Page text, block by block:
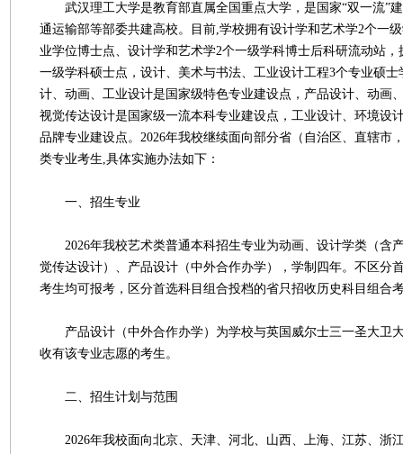
武汉理工大学是教育部直属全国重点大学，是国家“双一流”
通运输部等部委共建高校。目前,学校拥有设计学和艺术学2个一
业学位博士点、设计学和艺术学2个一级学科博士后科研流动站
一级学科硕士点，设计、美术与书法、工业设计工程3个专业硕
计、动画、工业设计是国家级特色专业建设点，产品设计、动画
视觉传达设计是国家级一流本科专业建设点，工业设计、环境设
品牌专业建设点。2026年我校继续面向部分省（自治区、直辖市
类专业考生,具体实施办法如下：
一、招生专业
2026年我校艺术类普通本科招生专业为动画、设计学类（含
觉传达设计）、产品设计（中外合作办学），学制四年。不区分
考生均可报考，区分首选科目组合投档的省只招收历史科目组合
产品设计（中外合作办学）为学校与英国威尔士三一圣大卫
收有该专业志愿的考生。
二、招生计划与范围
2026年我校面向北京、天津、河北、山西、上海、江苏、浙